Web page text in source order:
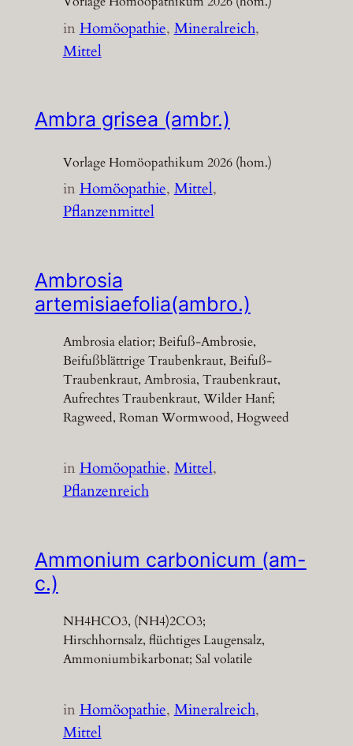
inHomöopathie, Mineralreich
Mittel
Ambra grisea (ambr.)
Vorlage Homöopathikum 2026 (hom.)
inHomöopathie, Mittel
Pflanzenmittel
Ambrosia
artemisiaefolia(ambro.)
Ambrosia elatior; Beifuß-Ambrosie,
Beifußblättrige Traubenkraut, Beifuß-
Traubenkraut, Ambrosia, Traubenkraut,
Aufrechtes Traubenkraut, Wilder Hanf;
Ragweed, Roman Wormwood, Hogweed
inHomöopathie, Mittel
Pflanzenreich
Ammonium carbonicum (am-
c.)
NH4HCO3, (NH4)2CO3;
Hirschhornsalz, flüchtiges Laugensalz,
Ammoniumbikarbonat; Sal volatile
inHomöopathie, Mineralreich
Mittel